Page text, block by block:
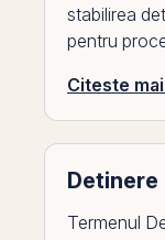
stabilirea
pentru
Citeste
Termenul